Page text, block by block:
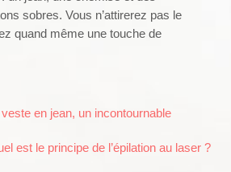
sobres. Vous n’attirerez pas le
quand même une touche de
en jean, un incontournable
est le principe de l’épilation au laser ?